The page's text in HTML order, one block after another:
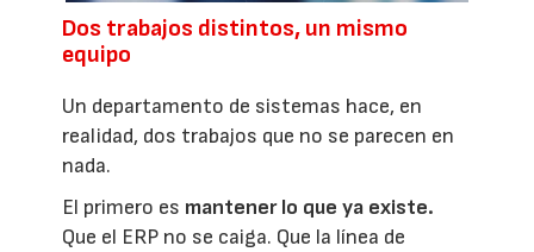
Dos trabajos distintos, un mismo
equipo
Un departamento de sistemas hace, en
realidad, dos trabajos que no se parecen en
nada.
El primero es mantener lo que ya existe.
Que el ERP no se caiga. Que la línea de